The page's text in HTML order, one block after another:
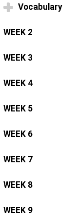
Vocabulary
WEEK 2
WEEK 3
WEEK 4
WEEK 5
WEEK 6
WEEK 7
WEEK 8
WEEK 9